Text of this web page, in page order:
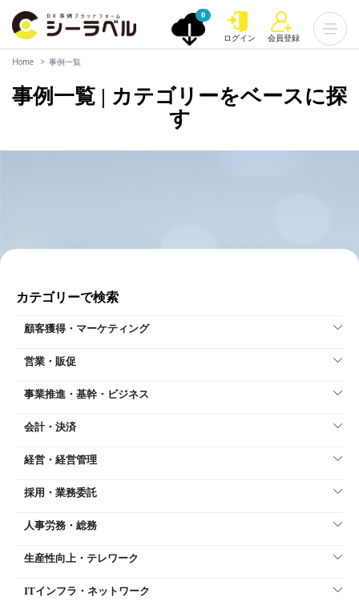
0
ログイン 会員登録
Home 事例一覧
事例一覧 | カテゴリーをベースに探
す
カテゴリーで検索
顧客獲得・マーケティング
営業・販促
事業推進・基幹・ビジネス
会計・決済
経営・経営管理
採用・業務委託
人事労務・総務
生産性向上・テレワーク
ITインフラ・ネットワーク